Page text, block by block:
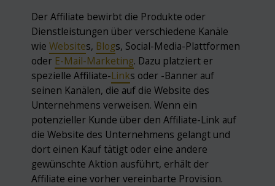
Der Affiliate bewirbt die Produkte oder
Dienstleistungen über verschiedene Kanäle
wieWebsites, Blogs, Social-Media-Plattformen
oder E-Mail-Marketing. Dazu platziert er
spezielle Affiliate-Links oder -Banner auf
seinen Kanälen, die auf die Website des
Unternehmens verweisen. Wenn ein
potenzieller Kunde über den Affiliate-Link auf
die Website des Unternehmens gelangt und
dort einen Kauf tätigt oder eine andere
gewünschte Aktion ausführt, erhält der
Affiliate eine vorher vereinbarte Provision.